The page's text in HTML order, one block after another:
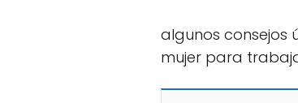
algunos consejos
mujer para